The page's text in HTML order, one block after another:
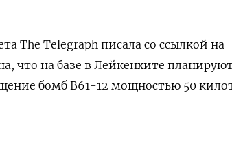
The Telegraph писала со ссылкой на
что на базе в Лейкенхите
бомб B61-12 мощностью 50